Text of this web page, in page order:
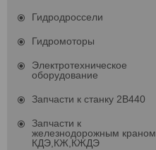
Гидродроссели
Гидромоторы
Электротехническое
оборудование
Запчасти к станку 2В440
Запчасти к
железнодорожным краном
КДЭ,КЖ,КЖДЭ